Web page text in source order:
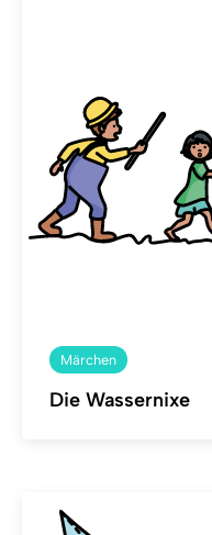
Märchen
Die Wassernixe